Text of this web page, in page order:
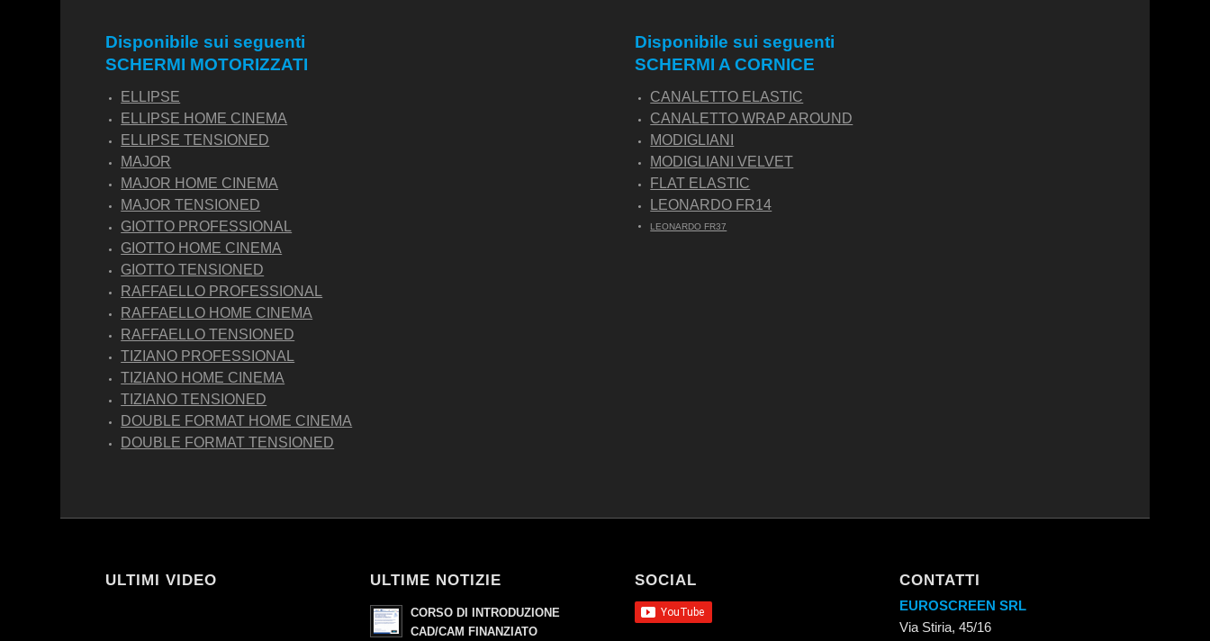
Disponibile sui seguenti
SCHERMI MOTORIZZATI
ELLIPSE
ELLIPSE HOME CINEMA
ELLIPSE TENSIONED
MAJOR
MAJOR HOME CINEMA
MAJOR TENSIONED
GIOTTO PROFESSIONAL
GIOTTO HOME CINEMA
GIOTTO TENSIONED
RAFFAELLO PROFESSIONAL
RAFFAELLO HOME CINEMA
RAFFAELLO TENSIONED
TIZIANO PROFESSIONAL
TIZIANO HOME CINEMA
TIZIANO TENSIONED
DOUBLE FORMAT HOME CINEMA
DOUBLE FORMAT TENSIONED
Disponibile sui seguenti
SCHERMI A CORNICE
CANALETTO ELASTIC
CANALETTO WRAP AROUND
MODIGLIANI
MODIGLIANI VELVET
FLAT ELASTIC
LEONARDO FR14
LEONARDO FR37
ULTIMI VIDEO ULTIME NOTIZIE
CORSO DI INTRODUZIONE
CAD/CAM FINANZIATO
SOCIAL CONTATTI
EUROSCREEN SRL
Via Stiria, 45/16